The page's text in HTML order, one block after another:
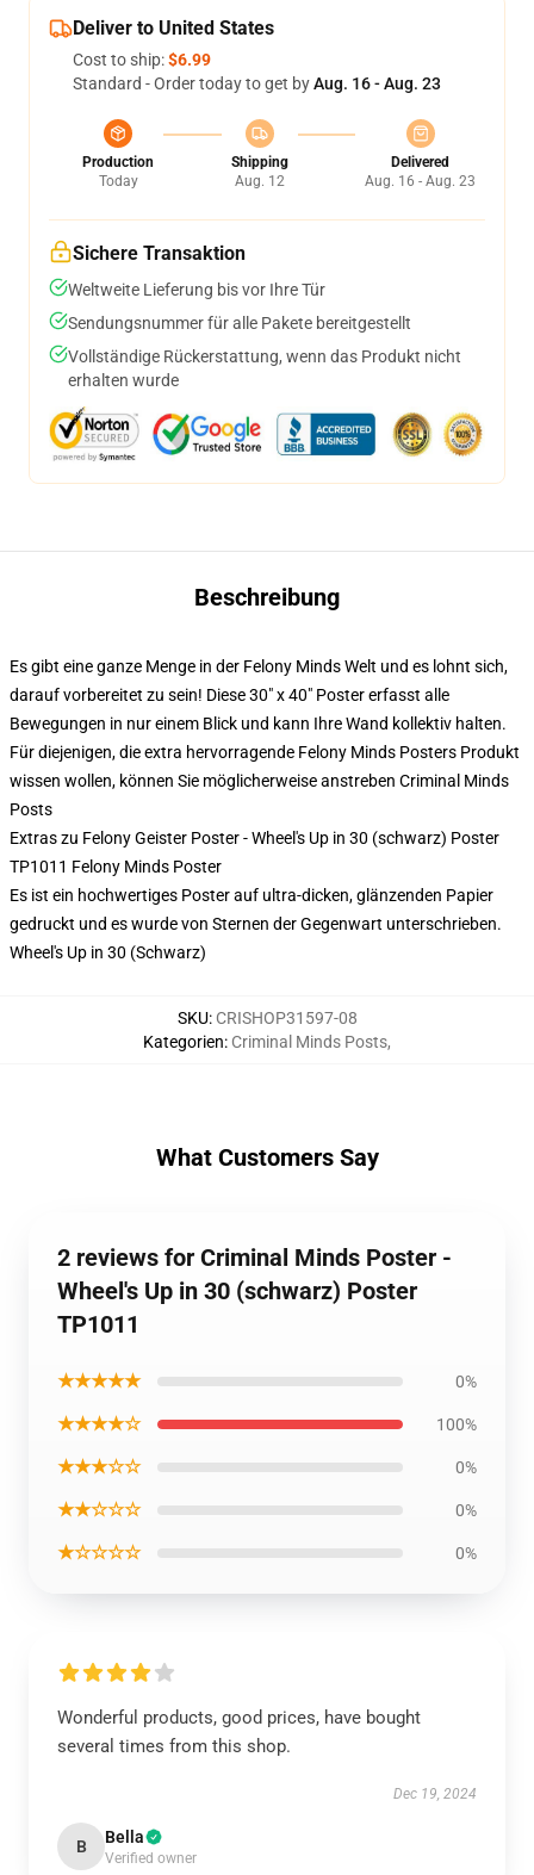
Deliver to United States
Cost to ship:$6.99
Standard - Order today to get byAug. 16 - Aug. 23
Production
Today
Shipping
Aug. 12
Delivered
Aug. 16 - Aug. 23
Sichere Transaktion
Weltweite Lieferung bis vor Ihre Tür
Sendungsnummer für alle Pakete bereitgestellt
Vollständige Rückerstattung, wenn das Produkt nicht
erhalten wurde
Beschreibung
Es gibt eine ganze Menge in der Felony Minds Welt und es lohnt sich,
darauf vorbereitet zu sein! Diese 30" x 40" Poster erfasst alle
Bewegungen in nur einem Blick und kann Ihre Wand kollektiv halten.
Für diejenigen, die extra hervorragende Felony Minds Posters Produkt
wissen wollen, können Sie möglicherweise anstreben Criminal Minds
Posts
Extras zu Felony Geister Poster - Wheel's Up in 30 (schwarz) Poster
TP1011 Felony Minds Poster
Es ist ein hochwertiges Poster auf ultra-dicken, glänzenden Papier
gedruckt und es wurde von Sternen der Gegenwart unterschrieben.
Wheel's Up in 30 (Schwarz)
SKU: CRISHOP31597-08
Kategorien: Criminal Minds Posts,
What Customers Say
2 reviews for Criminal Minds Poster -
Wheel's Up in 30 (schwarz) Poster
TP1011
★★★★★ 0%
★★★★☆ 100%
★★★☆☆ 0%
★★☆☆☆ 0%
★☆☆☆☆ 0%
Wonderful products, good prices, have bought
several times from this shop.
Dec 19, 2024
B Bella
Verified owner